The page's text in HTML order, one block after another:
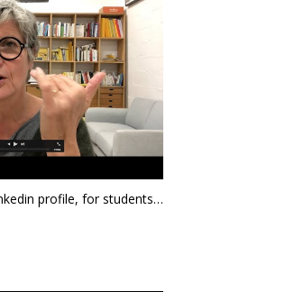
How to workout a great linkedin profile, for students & young professionals Part 2